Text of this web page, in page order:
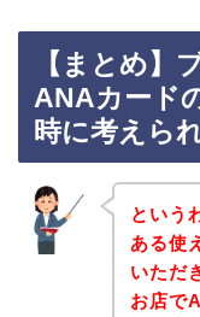
【まとめ】
ANAカード
時に考えら
という
ある使
いただ
お店で